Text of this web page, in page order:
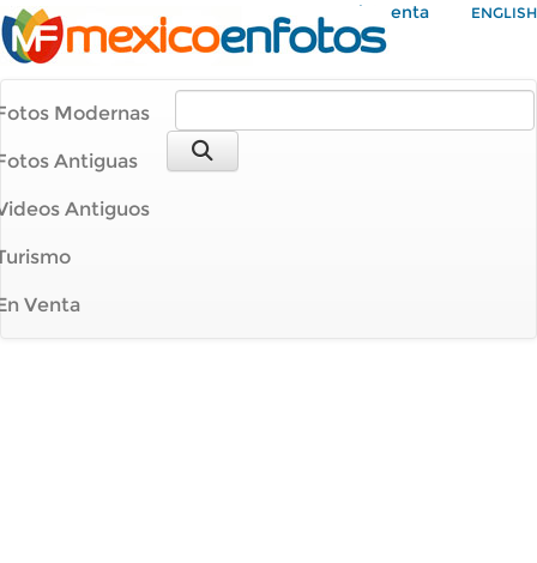
Mi Cuenta ENGLISH
Modernas
Antiguas
Antiguos
Venta